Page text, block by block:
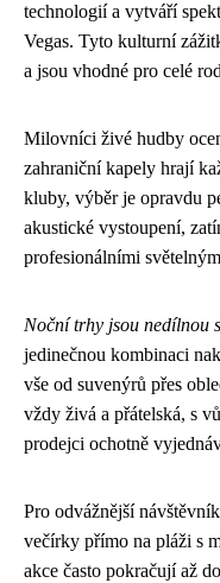
technologií a vytváří
Vegas. Tyto kulturní
a jsou vhodné pro celé
Milovníci živé hudby
zahraniční kapely hrají
kluby, výběr je opravdu
akustické vystoupení,
profesionálními
Noční trhy jsou nedílnou
jedinečnou kombinaci
vše od suvenýrů přes
vždy živá a přátelská, s
prodejci ochotně
Pro odvážnější
večírky přímo na pláži s
akce často pokračují až